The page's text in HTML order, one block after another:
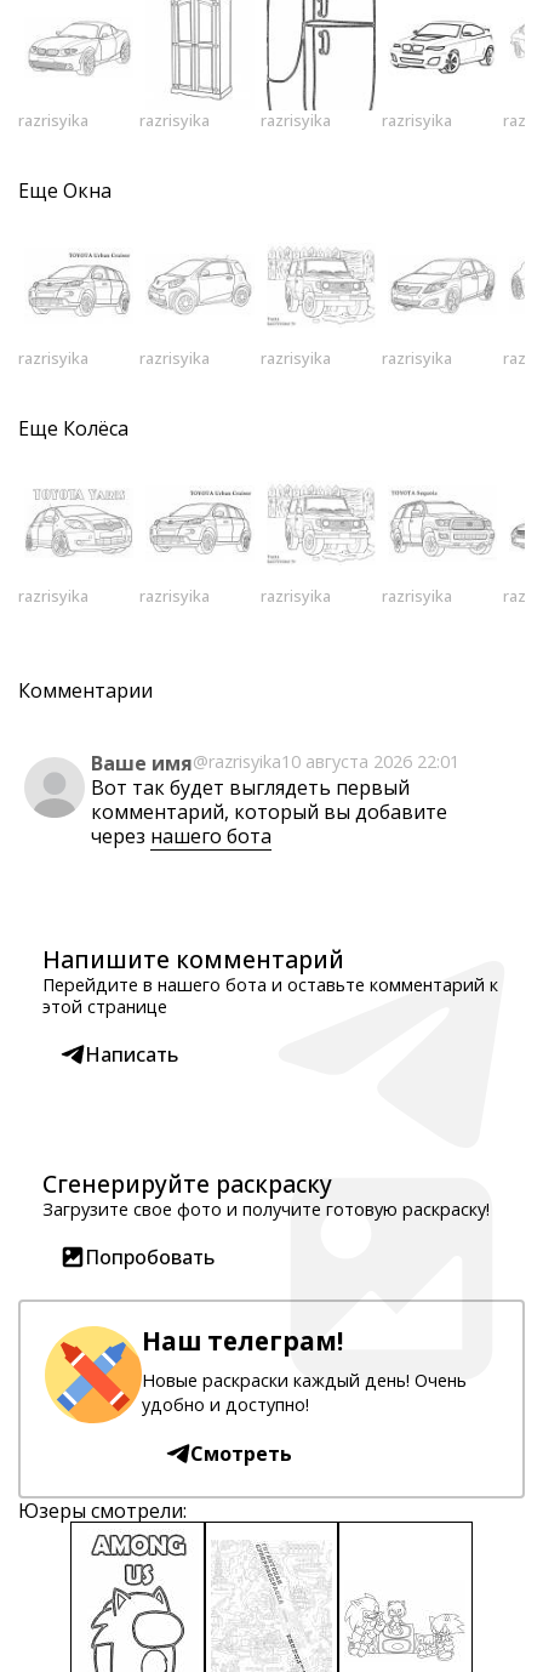
razrisyika razrisyika razrisyika razrisyika
Еще Окна
razrisyika razrisyika razrisyika razrisyika
Еще Колёса
razrisyika razrisyika razrisyika razrisyika
Комментарии
Ваше имя@razrisyika10 августа 2026 22:01
Вот так будет выглядеть первый
комментарий, который вы добавите
через нашего бота
Напишите комментарий
Перейдите в нашего бота и оставьте комментарий к
этой странице
Написать
Сгенерируйте раскраску
Загрузите свое фото и получите готовую раскраску!
Попробовать
Наш телеграм!
Новые раскраски каждый день! Очень
удобно и доступно!
Смотреть
Юзеры смотрели: